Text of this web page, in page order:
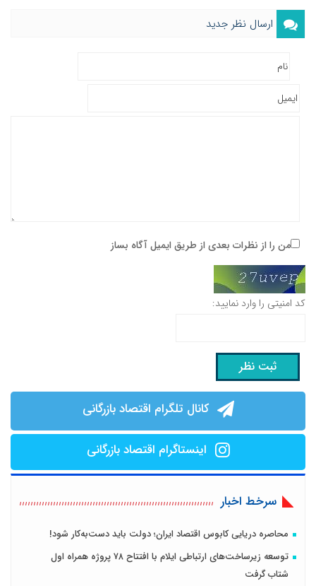
ارسال نظر جدید
من را از نظرات بعدی از طریق ایمیل آگاه بساز
کد امنیتی را وارد نمایید:
کانال تلگرام اقتصاد بازرگانی
اینستاگرام اقتصاد بازرگانی
سرخط اخبار
محاصره دریایی کابوس اقتصاد ایران؛ دولت باید دست‌به‌کار شود!
توسعه زیرساخت‌های ارتباطی ایلام با افتتاح ۷۸ پروژه همراه اول
شتاب گرفت